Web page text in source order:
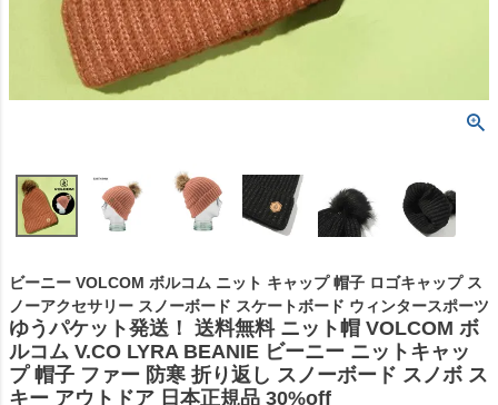
ビーニー VOLCOM ボルコム ニット キャップ 帽子 ロゴキャップ ス
ノーアクセサリー スノーボード スケートボード ウィンタースポーツ
ゆうパケット発送！ 送料無料 ニット帽 VOLCOM ボ
ルコム V.CO LYRA BEANIE ビーニー ニットキャッ
プ 帽子 ファー 防寒 折り返し スノーボード スノボ ス
キー アウトドア 日本正規品 30%off